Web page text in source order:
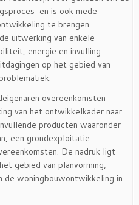
en is ook mede
te brengen.
uitwerking van enkele
energie en invulling
op het gebied van
overeenkomsten
van het ontwikkelkader naar
producten waaronder
een grondexploitatie
De nadruk ligt
gebied van planvorming,
woningbouwontwikkeling in